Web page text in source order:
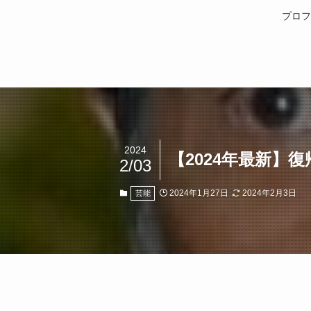
プロ
【2024年最新】
2024
2/03
芸能 2024年1月27日 2024年2月3日